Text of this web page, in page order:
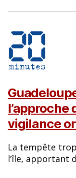
l’approche
vigilance
La tempête
l’île, apportant